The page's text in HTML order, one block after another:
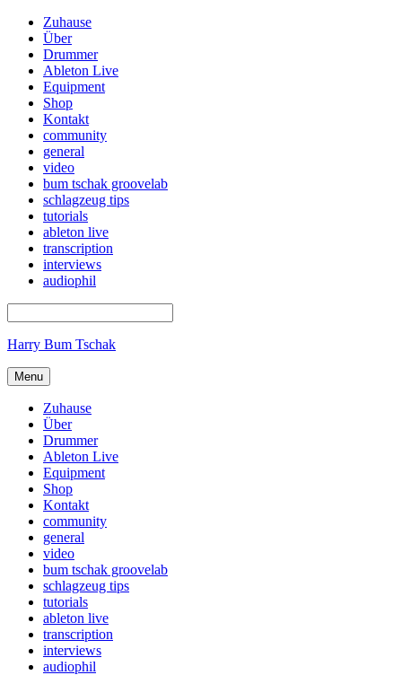
Zuhause
Über
Drummer
Ableton Live
Equipment
Shop
Kontakt
community
general
video
bum tschak groovelab
schlagzeug tips
tutorials
ableton live
transcription
interviews
audiophil
Harry Bum Tschak
Menu
Zuhause
Über
Drummer
Ableton Live
Equipment
Shop
Kontakt
community
general
video
bum tschak groovelab
schlagzeug tips
tutorials
ableton live
transcription
interviews
audiophil